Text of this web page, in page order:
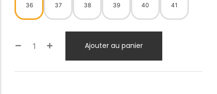
36 37 38 39 40 41
Ajouter au panier